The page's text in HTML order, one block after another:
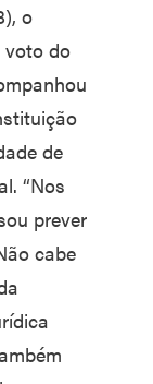
o
voto do
de
“Nos
prever
cabe